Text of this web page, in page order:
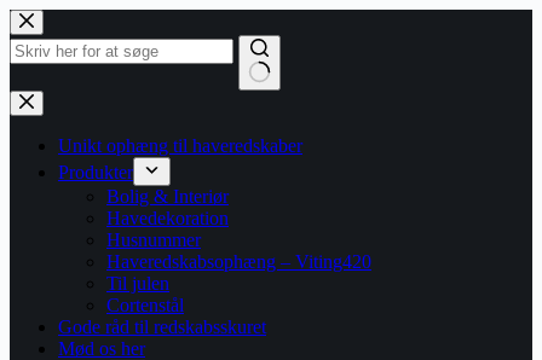
Fortsæt
til
indhold
Ingen
resultater
Unikt ophæng til haveredskaber
Produkter
Bolig & Interiør
Havedekoration
Husnummer
Haveredskabsophæng – Viting420
Til julen
Cortenstål
Gode råd til redskabsskuret
Mød os her